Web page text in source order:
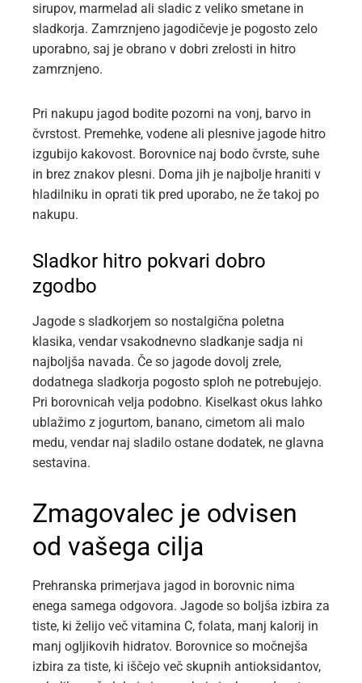
sirupov, marmelad ali sladic z veliko smetane in
sladkorja. Zamrznjeno jagodičevje je pogosto zelo
uporabno, saj je obrano v dobri zrelosti in hitro
zamrznjeno.
Pri nakupu jagod bodite pozorni na vonj, barvo in
čvrstost. Premehke, vodene ali plesnive jagode hitro
izgubijo kakovost. Borovnice naj bodo čvrste, suhe
in brez znakov plesni. Doma jih je najbolje hraniti v
hladilniku in oprati tik pred uporabo, ne že takoj po
nakupu.
Sladkor hitro pokvari dobro
zgodbo
Jagode s sladkorjem so nostalgična poletna
klasika, vendar vsakodnevno sladkanje sadja ni
najboljša navada. Če so jagode dovolj zrele,
dodatnega sladkorja pogosto sploh ne potrebujejo.
Pri borovnicah velja podobno. Kiselkast okus lahko
ublažimo z jogurtom, banano, cimetom ali malo
medu, vendar naj sladilo ostane dodatek, ne glavna
sestavina.
Zmagovalec je odvisen
od vašega cilja
Prehranska primerjava jagod in borovnic nima
enega samega odgovora. Jagode so boljša izbira za
tiste, ki želijo več vitamina C, folata, manj kalorij in
manj ogljikovih hidratov. Borovnice so močnejša
izbira za tiste, ki iščejo več skupnih antioksidantov,